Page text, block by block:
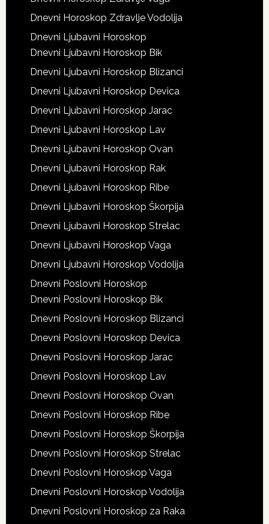
Dnevni Horoskop Zdravlje Vodolija
Dnevni Ljubavni Horoskop
Dnevni Ljubavni Horoskop Bik
Dnevni Ljubavni Horoskop Blizanci
Dnevni Ljubavni Horoskop Devica
Dnevni Ljubavni Horoskop Jarac
Dnevni Ljubavni Horoskop Lav
Dnevni Ljubavni Horoskop Ovan
Dnevni Ljubavni Horoskop Rak
Dnevni Ljubavni Horoskop Ribe
Dnevni Ljubavni Horoskop Škorpija
Dnevni Ljubavni Horoskop Strelac
Dnevni Ljubavni Horoskop Vaga
Dnevni Ljubavni Horoskop Vodolija
Dnevni Poslovni Horoskop
Dnevni Poslovni Horoskop Bik
Dnevni Poslovni Horoskop Blizanci
Dnevni Poslovni Horoskop Devica
Dnevni Poslovni Horoskop Jarac
Dnevni Poslovni Horoskop Lav
Dnevni Poslovni Horoskop Ovan
Dnevni Poslovni Horoskop Ribe
Dnevni Poslovni Horoskop Škorpija
Dnevni Poslovni Horoskop Strelac
Dnevni Poslovni Horoskop Vaga
Dnevni Poslovni Horoskop Vodolija
Dnevni Poslovni Horoskop za Raka